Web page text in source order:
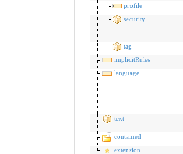
profile
security
tag
implicitRules
language
text
contained
extension